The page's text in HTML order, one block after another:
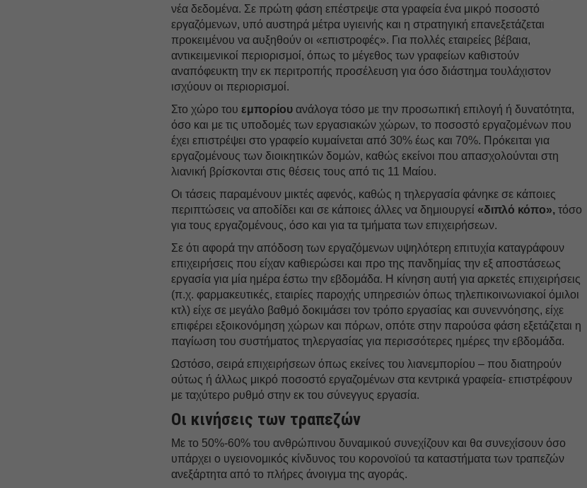
νέα δεδομένα. Σε πρώτη φάση επέστρεψε στα γραφεία ένα μικρό ποσοστό
εργαζόμενων, υπό αυστηρά μέτρα υγιεινής και η στρατηγική επανεξετάζεται
προκειμένου να αυξηθούν οι «επιστροφές». Για πολλές εταιρείες βέβαια,
αντικειμενικοί περιορισμοί, όπως το μέγεθος των γραφείων καθιστούν
αναπόφευκτη την εκ περιτροπής προσέλευση για όσο διάστημα τουλάχιστον
ισχύουν οι περιορισμοί.
Στο χώρο τουεμπορίου ανάλογα τόσο με την προσωπική επιλογή ή δυνατότητα,
όσο και με τις υποδομές των εργασιακών χώρων, το ποσοστό εργαζομένων που
έχει επιστρέψει στο γραφείο κυμαίνεται από 30% έως και 70%. Πρόκειται για
εργαζομένους των διοικητικών δομών, καθώς εκείνοι που απασχολούνται στη
λιανική βρίσκονται στις θέσεις τους από τις 11 Μαίου.
Οι τάσεις παραμένουν μικτές αφενός, καθώς η τηλεργασία φάνηκε σε κάποιες
περιπτώσεις να αποδίδει και σε κάποιες άλλες να δημιουργεί «διπλό κόπο», τόσο
για τους εργαζομένους, όσο και για τα τμήματα των επιχειρήσεων.
Σε ότι αφορά την απόδοση των εργαζόμενων υψηλότερη επιτυχία καταγράφουν
επιχειρήσεις που είχαν καθιερώσει και προ της πανδημίας την εξ αποστάσεως
εργασία για μία ημέρα έστω την εβδομάδα. Η κίνηση αυτή για αρκετές επιχειρήσεις
(π.χ. φαρμακευτικές, εταιρίες παροχής υπηρεσιών όπως τηλεπικοινωνιακοί όμιλοι
κτλ) είχε σε μεγάλο βαθμό δοκιμάσει τον τρόπο εργασίας και συνεννόησης, είχε
επιφέρει εξοικονόμηση χώρων και πόρων, οπότε στην παρούσα φάση εξετάζεται η
παγίωση του συστήματος τηλεργασίας για περισσότερες ημέρες την εβδομάδα.
Ωστόσο, σειρά επιχειρήσεων όπως εκείνες του λιανεμπορίου – που διατηρούν
ούτως ή άλλως μικρό ποσοστό εργαζομένων στα κεντρικά γραφεία- επιστρέφουν
με ταχύτερο ρυθμό στην εκ του σύνεγγυς εργασία.
Οι κινήσεις των τραπεζών
Με το 50%-60% του ανθρώπινου δυναμικού συνεχίζουν και θα συνεχίσουν όσο
υπάρχει ο υγειονομικός κίνδυνος του κορονοϊού τα καταστήματα των τραπεζών
ανεξάρτητα από το πλήρες άνοιγμα της αγοράς.